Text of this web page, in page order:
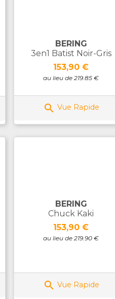
BERING
3en1 Batist Noir-Gris
Prix
153,90 €
au lieu de 219.85 €
 Vue Rapide
BERING
Chuck Kaki
Prix
153,90 €
au lieu de 219.90 €
 Vue Rapide